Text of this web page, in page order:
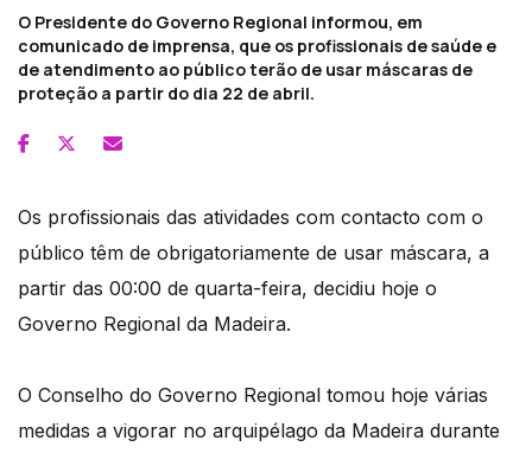
O Presidente do Governo Regional informou, em
comunicado de imprensa, que os profissionais de saúde e
de atendimento ao público terão de usar máscaras de
proteção a partir do dia 22 de abril.
Os profissionais das atividades com contacto com o
público têm de obrigatoriamente de usar máscara, a
partir das 00:00 de quarta-feira, decidiu hoje o
Governo Regional da Madeira.
O Conselho do Governo Regional tomou hoje várias
medidas a vigorar no arquipélago da Madeira durante